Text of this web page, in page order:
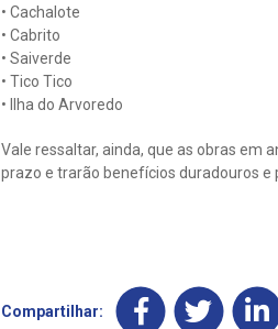
• Cachalote
• Cabrito
• Saiverde
• Tico Tico
• Ilha do Arvoredo
Vale ressaltar, ainda, que as obras em
prazo e trarão benefícios duradouros e
Compartilhar: